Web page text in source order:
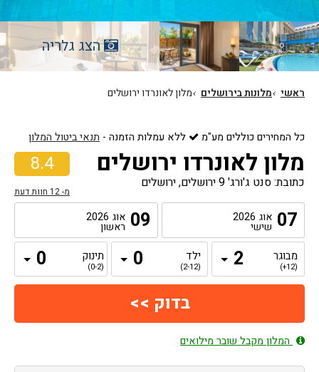
הצג גלריה
ראשי ›מלונות בירושלים ›מלון לאונרדו ירושלים
כל המחירים כוללים מע"מ ללא עמלות הזמנה - תנאי ביטול המלון
8.4
מ-12 חוות דעת
מלון לאונרדו ירושלים
כתובת: סנט ג'ורג' 9 ירושלים, ירושלים
07 אוג 2026
שישי 09 אוג 2026
ראשון
מבוגר
(12+)
ילד
(2-12)
תינוק
(0-2)
המלון מקבל שובר מילואים